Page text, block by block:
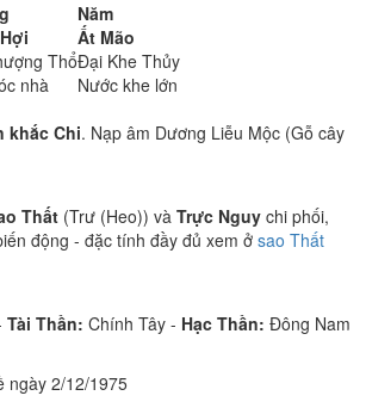
Năm
Ất Mão
ThổĐại Khe Thủy
nhà
Nước khe lớn
khắc Chi. Nạp âm Dương Liễu Mộc (Gỗ cây
Thất (Trư (Heo)) và Trực Nguy chi phối,
động - đặc tính đầy đủ xem ở sao Thất
Tài Thần: Chính Tây - Hạc Thần: Đông Nam
ngày 2/12/1975